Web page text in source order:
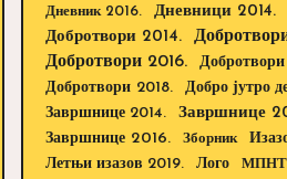
Дневник 2016. Дневници 2014.
Добротвори 2014.
Добротвори 2016.
Добротвори 2018.
Добро јутро
Завршнице 2014.
Завршнице
Завршнице 2016.
Зборник
Летњи изазов 2019.
Лого